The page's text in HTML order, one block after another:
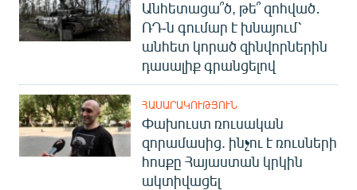
Անհետացա՞ծ, թե՞ զոհված․
ՌԴ-ն գումար է խնայում՝
անհետ կորած զինվորներին
դասալիք գրանցելով
ՀԱՍԱՐԱԿՈՒԹՅՈՒՆ
Փախուստ ռուսական
զորամասից. ինչու է ռուսների
հոսքը Հայաստան կրկին
ակտիվացել